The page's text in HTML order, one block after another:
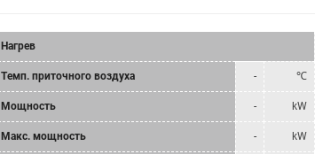
Нагрев
Tемп. приточного воздуха - ℃
Мощность - kW
Mакс. мощность - kW